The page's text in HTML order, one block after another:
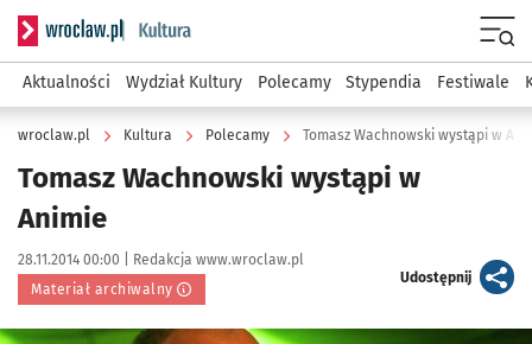
Serwis informacyjny wroclaw.pl podserwis: Kultura
Aktualności Wydział Kultury Polecamy Stypendia Festiwale
wroclaw.pl Kultura Polecamy Tomasz Wachnowski wystąpi w
Tomasz Wachnowski wystąpi w
Animie
Data publikacji:
28.11.2014 00:00 | Autor:
Redakcja www.wroclaw.pl
Materiał archiwalny
Udostępnijartykuł